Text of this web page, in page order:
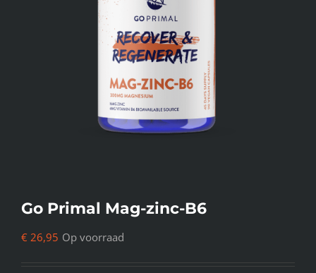
Go Primal Mag-zinc-B6
€ 26,95 Op voorraad